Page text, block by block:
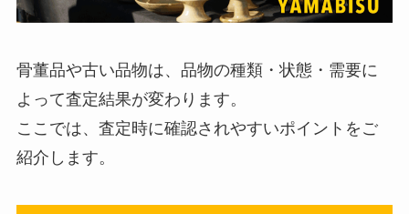
骨董品や古い品物は、品物の種類・状態・需要に
よって査定結果が変わります。
ここでは、査定時に確認されやすいポイントをご
紹介します。